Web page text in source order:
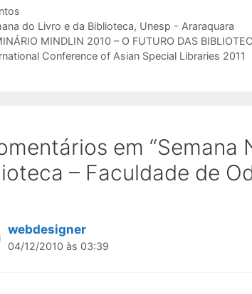
do Livro e da Biblioteca, Unesp - Araraquara
MINDLIN 2010 – O FUTURO DAS
Conference of Asian Special Libraries 2011
em “Semana
– Faculdade de
webdesigner
04/12/2010 às 03:39